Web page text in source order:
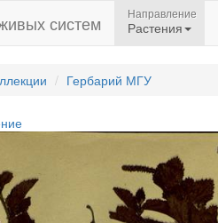
систем Направление
Растения
Гербарий МГУ